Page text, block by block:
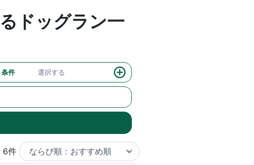
ドッグラン一
条件 選択する
6件